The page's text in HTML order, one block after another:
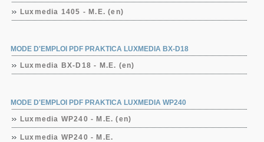
Luxmedia 1405 - M.E. (en)
MODE D'EMPLOI PDF PRAKTICA LUXMEDIA BX-D18
Luxmedia BX-D18 - M.E. (en)
MODE D'EMPLOI PDF PRAKTICA LUXMEDIA WP240
Luxmedia WP240 - M.E. (en)
Luxmedia WP240 - M.E.